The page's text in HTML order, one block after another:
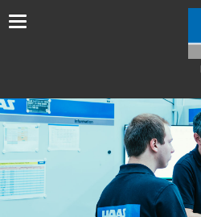
Toggle